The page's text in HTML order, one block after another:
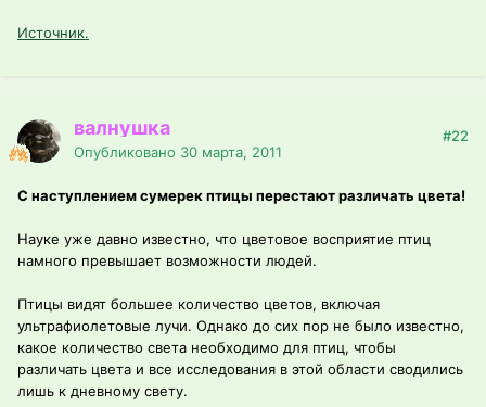
Источник.
валнушка
Опубликовано 30 марта, 2011
#22
С наступлением сумерек птицы перестают различать цвета!
Науке уже давно известно, что цветовое восприятие птиц
намного превышает возможности людей.
Птицы видят большее количество цветов, включая
ультрафиолетовые лучи. Однако до сих пор не было известно,
какое количество света необходимо для птиц, чтобы
различать цвета и все исследования в этой области сводились
лишь к дневному свету.